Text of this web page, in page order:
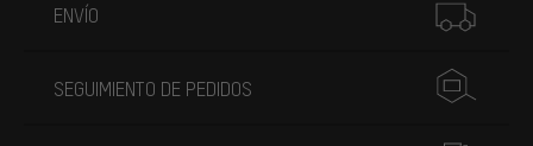
ENVÍO
SEGUIMIENTO DE PEDIDOS